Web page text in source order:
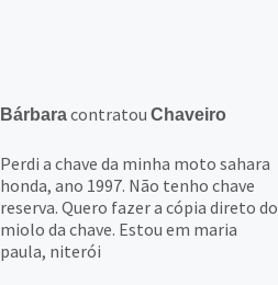
Bárbaracontratou Chaveiro
Perdi a chave da minha moto sahara
honda, ano 1997. Não tenho chave
reserva. Quero fazer a cópia direto do
miolo da chave. Estou em maria
paula, niterói